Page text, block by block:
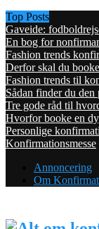
Top Posts
Gaveide:
En bog for
Fashion trends
Derfor skal du
Fashion trends til
Sådan finder du
Tre gode råd til
Hvorfor booke en
Personlige
Konfirmationsmesse
Annoncering
Om